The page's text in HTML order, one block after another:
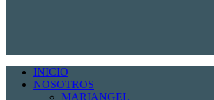
INICIO
NOSOTROS
MARIANGEL